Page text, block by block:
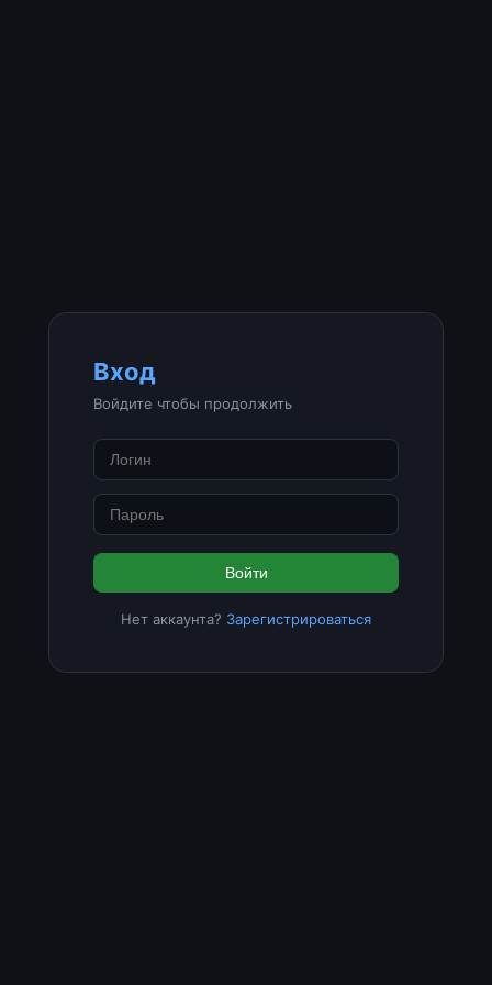
Вход
Войдите чтобы продолжить
Войти
Нет аккаунта? Зарегистрироваться